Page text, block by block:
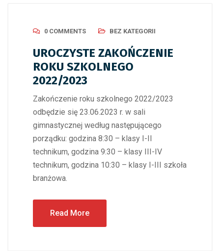
0 COMMENTS BEZ KATEGORII
UROCZYSTE ZAKOŃCZENIE
ROKU SZKOLNEGO
2022/2023
Zakończenie roku szkolnego 2022/2023
odbędzie się 23.06.2023 r. w sali
gimnastycznej według następującego
porządku: godzina 8:30 – klasy I-II
technikum, godzina 9:30 – klasy III-IV
technikum, godzina 10:30 – klasy I-III szkoła
branżowa.
Read More